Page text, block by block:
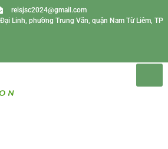
reisjsc2024@gmail.com
Linh, phường Trung Văn, quận Nam Từ Liêm, TP